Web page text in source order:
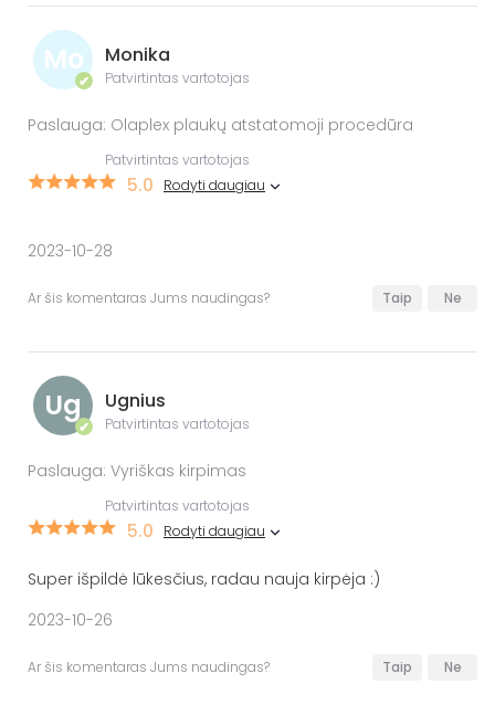
Mo
✔
Monika
Patvirtintas vartotojas
Paslauga: Olaplex plaukų atstatomoji procedūra
Patvirtintas vartotojas
5.0 Rodyti daugiau
2023-10-28
Ar šis komentaras Jums naudingas? Taip Ne
Ug
✔
Ugnius
Patvirtintas vartotojas
Paslauga: Vyriškas kirpimas
Patvirtintas vartotojas
5.0 Rodyti daugiau
Super išpildė lūkesčius, radau nauja kirpėja :)
2023-10-26
Ar šis komentaras Jums naudingas? Taip Ne